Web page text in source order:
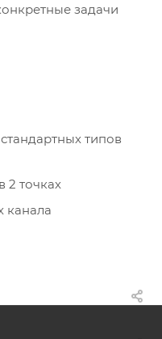
задачи
типов
2 точках
канала